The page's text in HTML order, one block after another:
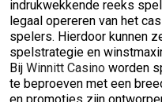
indrukwekkende reeks
legaal opereren van het
spelers. Hierdoor kunnen
spelstrategie en
Bij Winnitt Casino worden
te beproeven met een